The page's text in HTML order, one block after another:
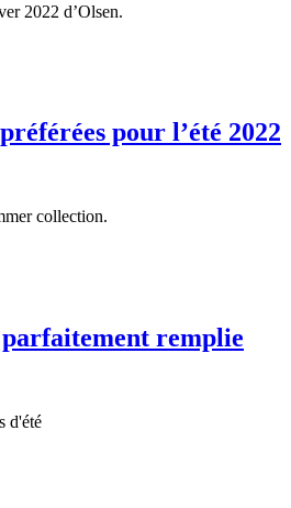
2022 d’Olsen.
pour l’été 2022
collection.
parfaitement remplie
d'été